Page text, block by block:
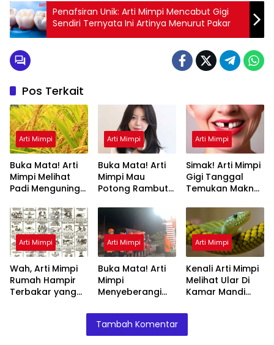
Penafsiran Unik: Arti Mimpi Mencabut Gigi
Sendiri Ternyata Ini Artinya Menurut Pakar
Pos Terkait
Arti Mimpi
Buka Mata! Arti
Mimpi Melihat
Padi Menguning
Diketahui
Arti Mimpi
Buka Mata! Arti
Mimpi Mau
Potong Rambut
Ini Penjelasannya
Arti Mimpi
Simak! Arti Mimpi
Gigi Tanggal
Temukan Makna
Arti Mimpi
Wah, Arti Mimpi
Rumah Hampir
Terbakar yang
Arti Mimpi
Buka Mata! Arti
Mimpi
Menyeberangi
Teman Ternyata
Ini Artinya
Menurut Pakar
Arti Mimpi
Kenali Arti Mimpi
Melihat Ular Di
Kamar Mandi
Ini Penjelasannya
Tambah Komentar